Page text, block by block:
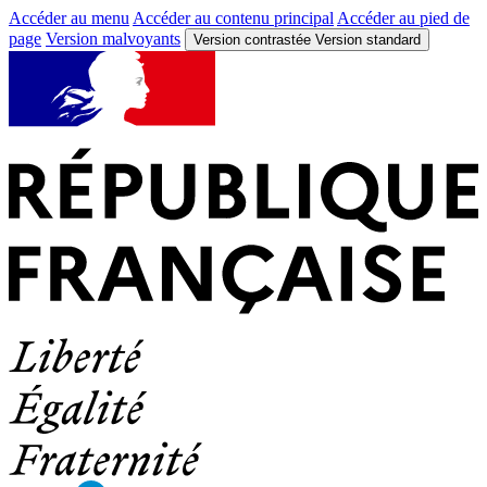
Accéder au menu Accéder au contenu principal Accéder au pied de
page Version malvoyants Version contrastée Version standard